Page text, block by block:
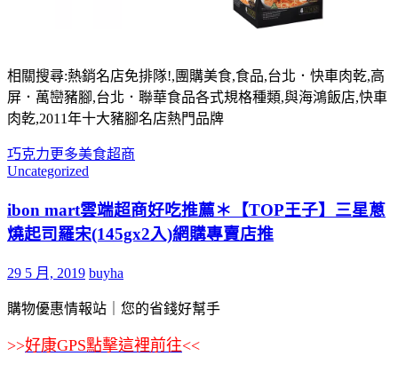
相關搜尋:熱銷名店免排隊!,團購美食,食品,台北．快車肉乾,高
屏．萬巒豬腳,台北．聯華食品各式規格種類,與海鴻飯店,快車
肉乾,2011年十大豬腳名店熱門品牌
巧克力更多美食超商
Uncategorized
ibon mart雲端超商好吃推薦＊【TOP王子】三星蔥
燒起司羅宋(145gx2入)網購專賣店推
29 5 月, 2019 buyha
購物優惠情報站｜您的省錢好幫手
>>好康GPS點擊這裡前往<<